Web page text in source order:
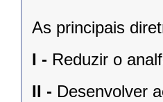
As principais
I - Reduzir o
II - Desenvolver